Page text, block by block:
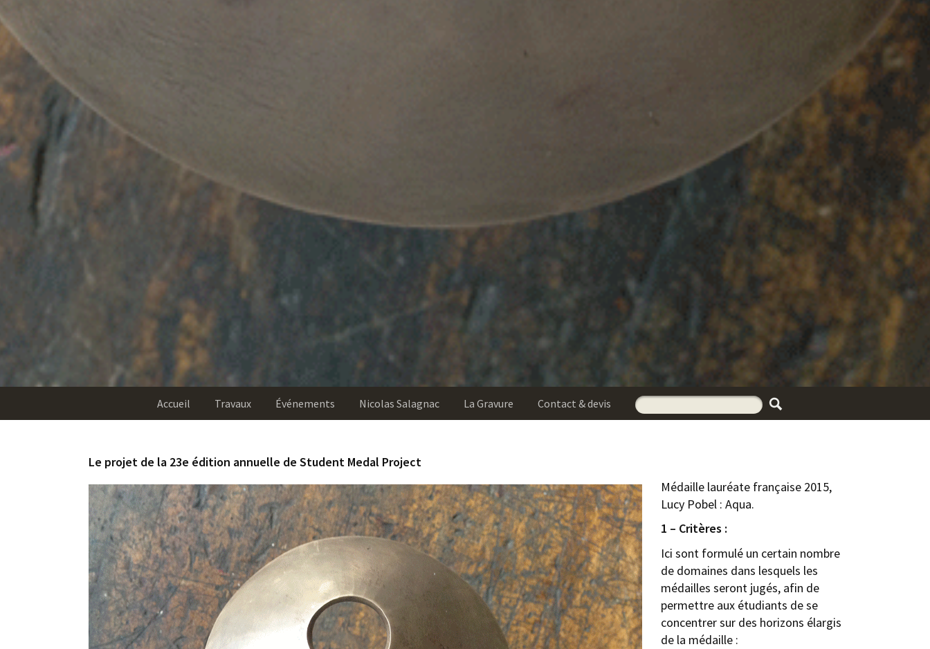
Accueil Travaux Événements Nicolas Salagnac La Gravure Contact & devis
Le projet de la 23e édition annuelle de Student Medal Project
Médaille lauréate française 2015,
Lucy Pobel : Aqua.
1 – Critères :
Ici sont formulé un certain nombre
de domaines dans lesquels les
médailles seront jugés, afin de
permettre aux étudiants de se
concentrer sur des horizons élargis
de la médaille :